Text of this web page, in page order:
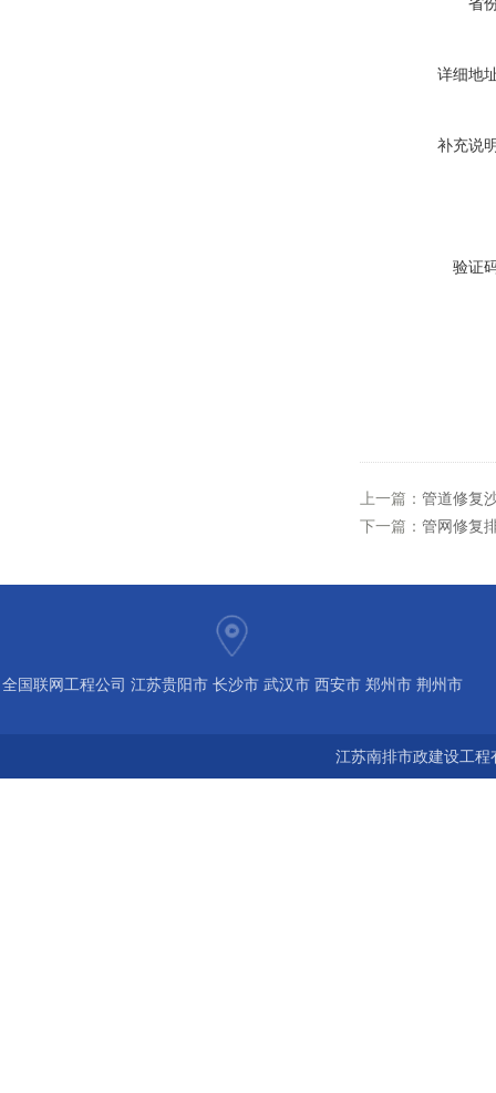
详细地
补充说
验证
上一篇： 管道修复
下一篇： 管网修复
全国联网工程公司 江苏贵阳市 长沙市 武汉市 西安市 郑州市 荆州市
江苏南排市政建设工